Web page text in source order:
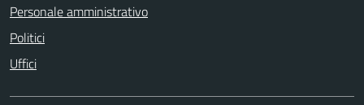
Personale amministrativo
Politici
Uffici